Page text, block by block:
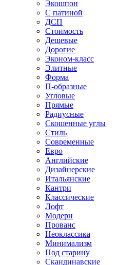
Экошпон
С патиной
ДСП
Стоимость
Дешевые
Дорогие
Эконом-класс
Элитные
Форма
П-образные
Угловые
Прямые
Радиусные
Скошенные углы
Стиль
Современные
Евро
Английские
Дизайнерские
Итальянские
Кантри
Классические
Лофт
Модерн
Прованс
Неоклассика
Минимализм
Под старину
Скандинавские